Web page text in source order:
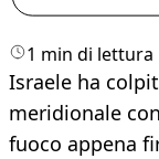
1 min di lettura
Israele ha
meridionale
fuoco appena